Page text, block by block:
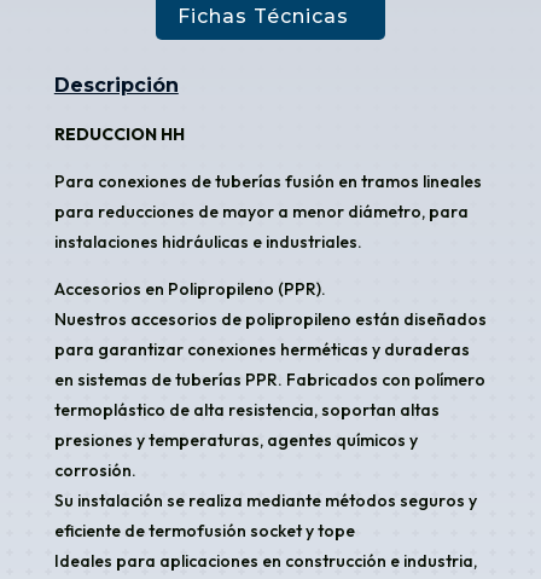
Fichas Técnicas
Descripción
REDUCCION HH
Para conexiones de tuberías fusión en tramos lineales
para reducciones de mayor a menor diámetro, para
instalaciones hidráulicas e industriales.
Accesorios en Polipropileno (PPR).
Nuestros accesorios de polipropileno están diseñados
para garantizar conexiones herméticas y duraderas
en sistemas de tuberías PPR. Fabricados con polímero
termoplástico de alta resistencia, soportan altas
presiones y temperaturas, agentes químicos y
corrosión.
Su instalación se realiza mediante métodos seguros y
eficiente de termofusión socket y tope
Ideales para aplicaciones en construcción e industria,